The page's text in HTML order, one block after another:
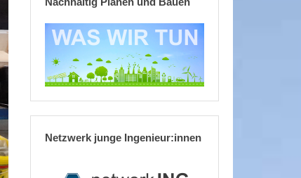
Netzwerk junge Ingenieur:innen